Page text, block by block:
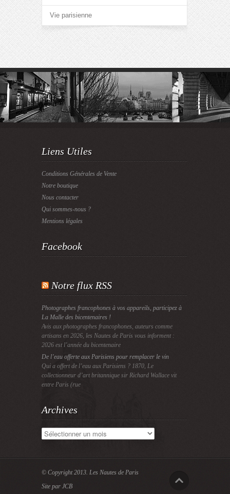
Vie parisienne
Liens Utiles
Conditions Générales de Vente
Notre boutique
Nous contacter
Qui sommes-nous ?
Mentions légales
Facebook
Notre flux RSS
Photographes francophones à vos appareils, participez à
La Malle des bicentenaires !
Avis aux photographes francophones, auteurs comme
artisans en 2026, les Nautes de Paris vous informent :
2026 est l’année du bicentenaire
De l’eau offerte aux Parisiens pour remplacer le vin
Qui a offert de l’eau aux Parisiens ? 1870, Le
collectionneur d’art britannique sir Richard Wallace vit
entre Paris (rue
Archives
Archives
© Copyright 2013. Les Nautes de Paris
Site par JCB